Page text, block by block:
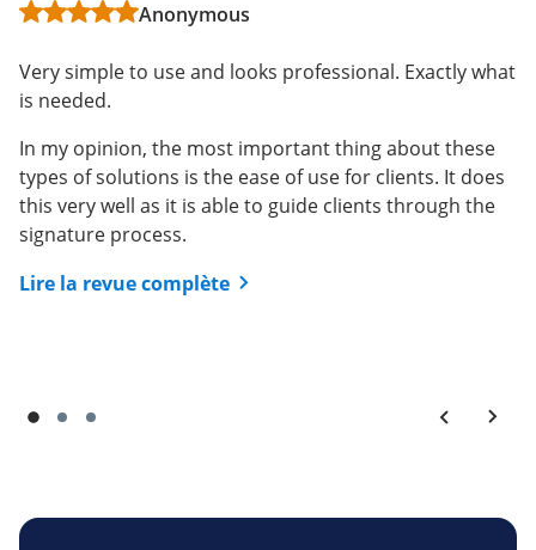
Anonymous
Very simple to use and looks professional. Exactly what
is needed.
In my opinion, the most important thing about these
types of solutions is the ease of use for clients. It does
this very well as it is able to guide clients through the
signature process.
Lire la revue complète
User in Medical Devices
Easy and fast way to get documents signed.
Lire la revue complète
and it had made my
business process so much
ea...
What do you like best?
The ease of set up documents for signatures. The
ability to set up templates.
Lire la revue complète